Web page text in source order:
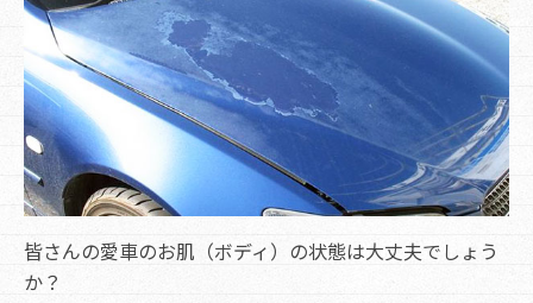
皆さんの愛車のお肌（ボディ）の状態は大丈夫でしょう
か？